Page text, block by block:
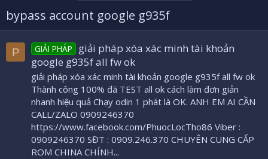
bypass account google g935f
P GIẢI PHÁP
giải pháp xóa xác minh tài khoản
google g935f all fw ok
giải pháp xóa xác minh tài khoản google g935f all fw ok
Thành công 100% đã TEST all ok cách làm đơn giản
nhanh hiệu quả Chạy odin 1 phát là OK. ANH EM AI CẦN
CALL/ZALO 0909246370
https://www.facebook.com/PhuocLocTho86 Viber :
0909246370 SĐT : 0909.246.370 CHUYÊN CUNG CẤP
ROM CHINA CHÍNH...